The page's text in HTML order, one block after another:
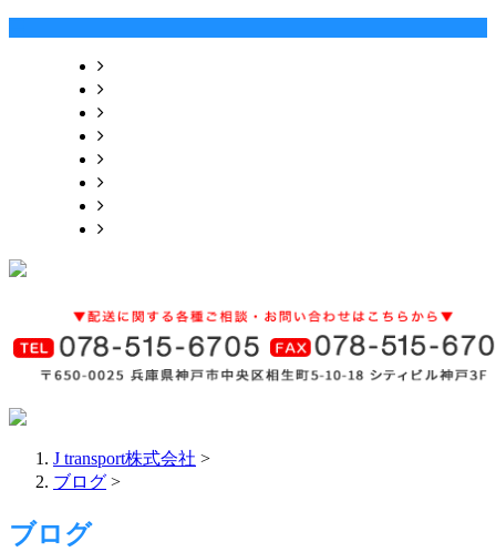
J transport株式会社 >
ブログ >
ブログ